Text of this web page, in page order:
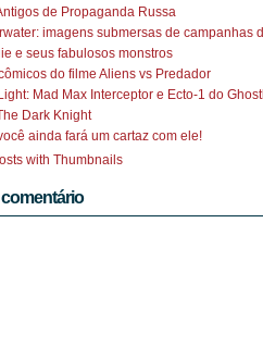
de Propaganda Russa
imagens submersas de campanhas
e seus fabulosos monstros
do filme Aliens vs Predador
Mad Max Interceptor e Ecto-1 do
Dark Knight
ainda fará um cartaz com ele!